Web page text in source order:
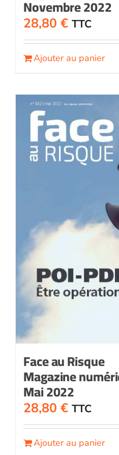
Novembre 2022
28,80 € TTC
Ajouter au panier
Face au Risque
Magazine
Mai 2022
28,80 € TTC
Ajouter au panier